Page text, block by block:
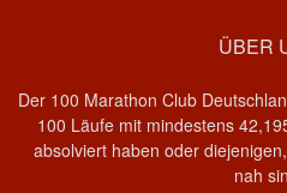
ÜBER
Der 100 Marathon Club
100 Läufe mit mindestens
absolviert haben oder
nah